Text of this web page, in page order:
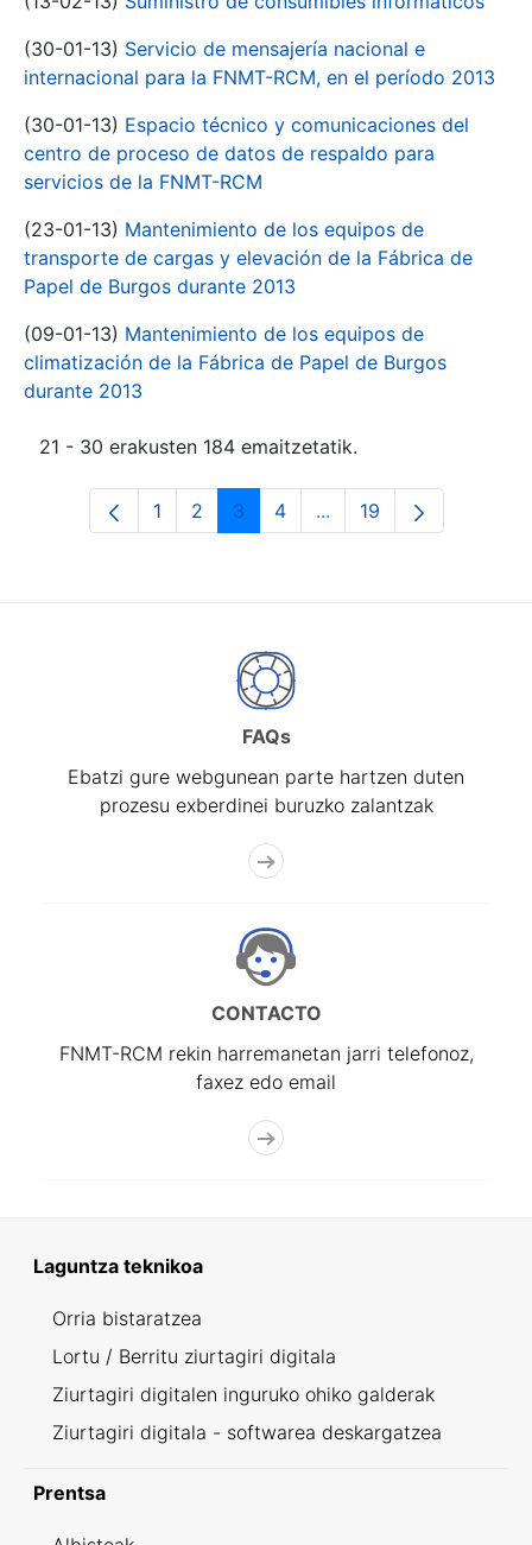
(30-01-13) Servicio de mensajería nacional e
internacional para la FNMT-RCM, en el período 2013
(30-01-13) Espacio técnico y comunicaciones del
centro de proceso de datos de respaldo para
servicios de la FNMT-RCM
(23-01-13) Mantenimiento de los equipos de
transporte de cargas y elevación de la Fábrica de
Papel de Burgos durante 2013
(09-01-13) Mantenimiento de los equipos de
climatización de la Fábrica de Papel de Burgos
durante 2013
21 - 30 erakusten 184 emaitzetatik.
Orrialdea
1 Orrialdea
2 Orrialdea
3 Orrialdea
4 ...Intermediate Pages
Orrialdea
19
FAQs
Ebatzi gure webgunean parte hartzen duten
prozesu exberdinei buruzko zalantzak
CONTACTO
FNMT-RCM rekin harremanetan jarri telefonoz,
faxez edo email
Laguntza teknikoa
Orria bistaratzea
Lortu / Berritu ziurtagiri digitala
Ziurtagiri digitalen inguruko ohiko galderak
Ziurtagiri digitala - softwarea deskargatzea
Prentsa